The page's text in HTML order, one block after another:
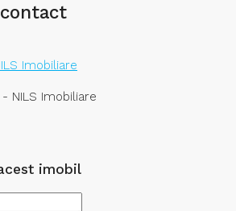
NILS Imobiliare
imobil